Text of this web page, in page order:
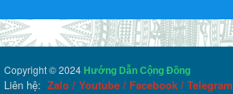
Copyright © 2024 Hướng Dẫn Cộng Đồng
Liên hệ: Zalo / Youtube / Facebook / Telegram